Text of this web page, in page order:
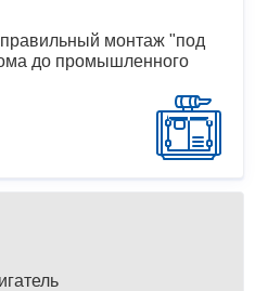
монтаж "под
до промышленного